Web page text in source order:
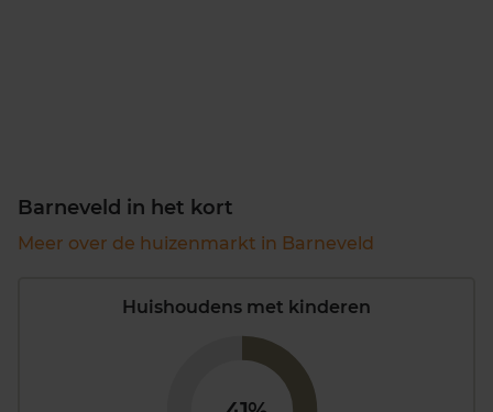
Barneveld in het kort
Meer over de huizenmarkt in Barneveld
Huishoudens met kinderen